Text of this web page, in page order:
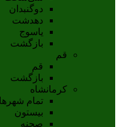
دوگنبدان
دهدشت
ياسوج
بازگشت
قم
قم
بازگشت
کرمانشاه
تمام شهر‌ها
بیستون
صحنه